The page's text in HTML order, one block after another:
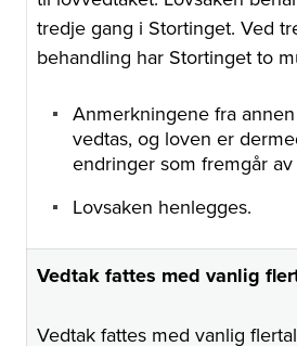
tredje gang i Stortinget. Ved
behandling har Stortinget to
Anmerkningene fra
vedtas, og loven er
endringer som fremgår
Lovsaken henlegges.
Vedtak fattes med vanlig
Vedtak fattes med vanlig